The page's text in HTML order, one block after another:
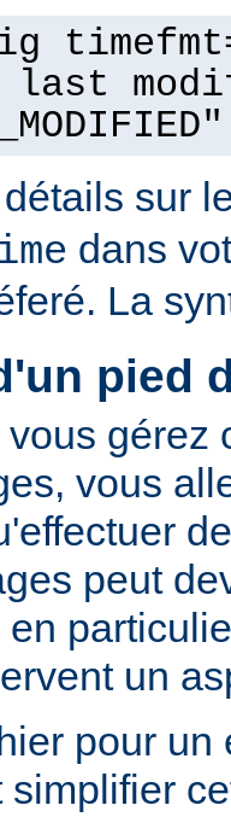
sur
dans
La
pied
gérez
vous
peut
un
pour
simplifier